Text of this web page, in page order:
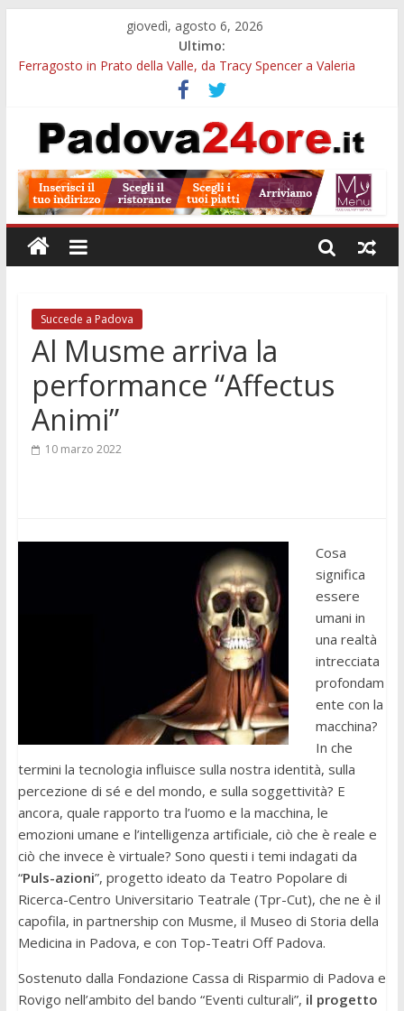
giovedì, agosto 6, 2026
Ultimo:
Ferragosto in Prato della Valle, da Tracy Spencer a Valeria
Euganea Film Festival 2026: 49 opere e 18 anteprime nei Colli
Euganei
Notturni padovani al Museo della Natura e dell’Uomo: date e
Organi in 3D al MUSME: il corpo umano si esplora con i visori
VR
Musei gratis a Padova per tutto agosto: chi entra e quali sedi
visitare
Succede a Padova
Al Musme arriva la
performance “Affectus
Animi”
10 marzo 2022
Cosa
significa
essere
umani in
una realtà
intrecciata
profondam
ente con la
macchina?
In che
termini la tecnologia influisce sulla nostra identità, sulla
percezione di sé e del mondo, e sulla soggettività? E
ancora, quale rapporto tra l’uomo e la macchina, le
emozioni umane e l’intelligenza artificiale, ciò che è reale e
ciò che invece è virtuale? Sono questi i temi indagati da
“Puls-azioni”, progetto ideato da Teatro Popolare di
Ricerca-Centro Universitario Teatrale (Tpr-Cut), che ne è il
capofila, in partnership con Musme, il Museo di Storia della
Medicina in Padova, e con Top-Teatri Off Padova.
Sostenuto dalla Fondazione Cassa di Risparmio di Padova e
Rovigo nell’ambito del bando “Eventi culturali”, il progetto